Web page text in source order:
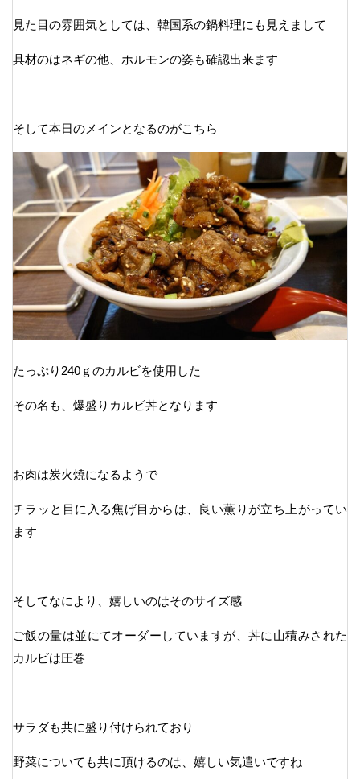
見た目の雰囲気としては、韓国系の鍋料理にも見えまして
具材のはネギの他、ホルモンの姿も確認出来ます
そして本日のメインとなるのがこちら
たっぷり240ｇのカルビを使用した
その名も、爆盛りカルビ丼となります
お肉は炭火焼になるようで
チラッと目に入る焦げ目からは、良い薫りが立ち上がってい
ます
そしてなにより、嬉しいのはそのサイズ感
ご飯の量は並にてオーダーしていますが、丼に山積みされた
カルビは圧巻
サラダも共に盛り付けられており
野菜についても共に頂けるのは、嬉しい気遣いですね